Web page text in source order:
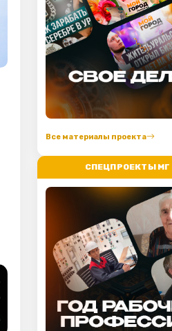
Все материалы проекта
СПЕЦПРОЕКТЫ МГ